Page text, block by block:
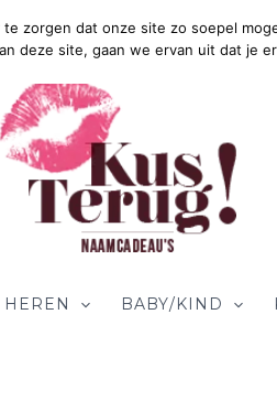
HEREN BABY/KIND
zorgen dat onze site zo soepel
deze site, gaan we ervan uit dat je